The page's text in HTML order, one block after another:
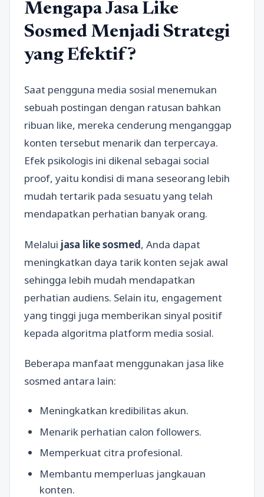
Mengapa Jasa Like
Sosmed Menjadi Strategi
yang Efektif?
Saat pengguna media sosial menemukan
sebuah postingan dengan ratusan bahkan
ribuan like, mereka cenderung menganggap
konten tersebut menarik dan terpercaya.
Efek psikologis ini dikenal sebagai social
proof, yaitu kondisi di mana seseorang lebih
mudah tertarik pada sesuatu yang telah
mendapatkan perhatian banyak orang.
Melalui jasa like sosmed, Anda dapat
meningkatkan daya tarik konten sejak awal
sehingga lebih mudah mendapatkan
perhatian audiens. Selain itu, engagement
yang tinggi juga memberikan sinyal positif
kepada algoritma platform media sosial.
Beberapa manfaat menggunakan jasa like
sosmed antara lain:
Meningkatkan kredibilitas akun.
Menarik perhatian calon followers.
Memperkuat citra profesional.
Membantu memperluas jangkauan
konten.